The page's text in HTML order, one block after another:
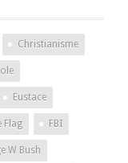
Christianisme
Eustace
Flag FBI
W Bush